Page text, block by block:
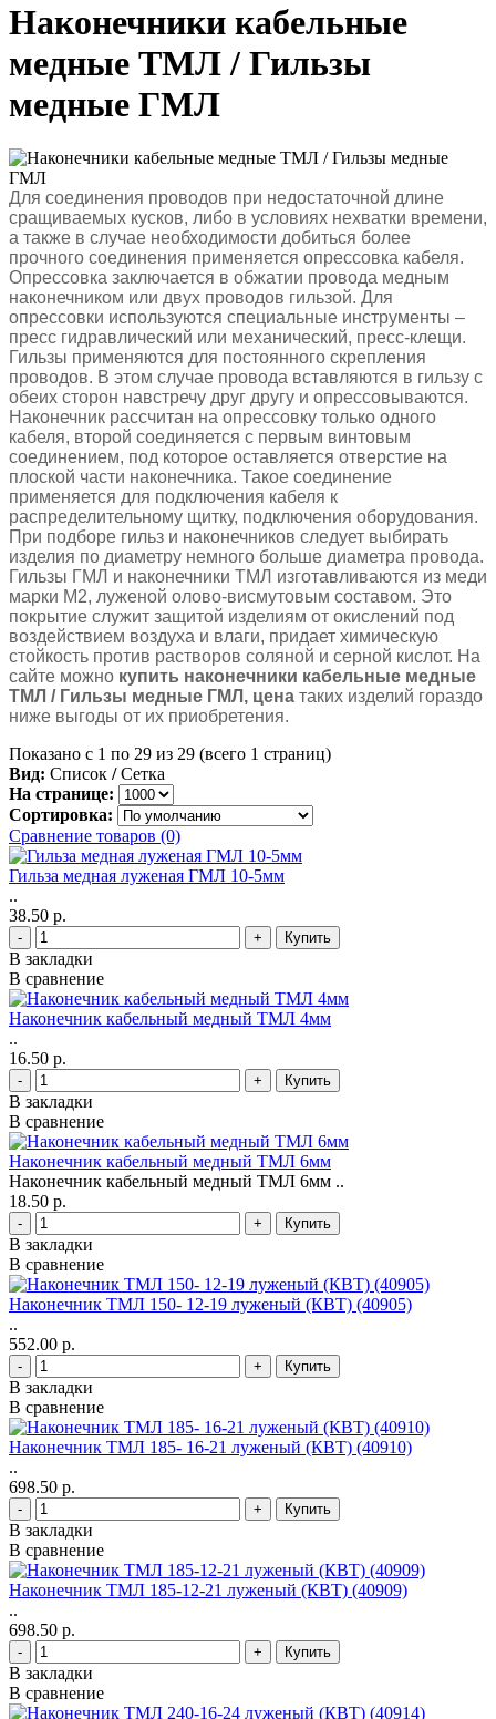
Наконечники кабельные
медные ТМЛ / Гильзы
медные ГМЛ
Для соединения проводов при недостаточной длине
сращиваемых кусков, либо в условиях нехватки времени,
а также в случае необходимости добиться более
прочного соединения применяется опрессовка кабеля.
Опрессовка заключается в обжатии провода медным
наконечником или двух проводов гильзой. Для
опрессовки используются специальные инструменты –
пресс гидравлический или механический, пресс-клещи.
Гильзы применяются для постоянного скрепления
проводов. В этом случае провода вставляются в гильзу с
обеих сторон навстречу друг другу и опрессовываются.
Наконечник рассчитан на опрессовку только одного
кабеля, второй соединяется с первым винтовым
соединением, под которое оставляется отверстие на
плоской части наконечника. Такое соединение
применяется для подключения кабеля к
распределительному щитку, подключения оборудования.
При подборе гильз и наконечников следует выбирать
изделия по диаметру немного больше диаметра провода.
Гильзы ГМЛ и наконечники ТМЛ изготавливаются из меди
марки М2, луженой олово-висмутовым составом. Это
покрытие служит защитой изделиям от окислений под
воздействием воздуха и влаги, придает химическую
стойкость против растворов соляной и серной кислот. На
сайте можно купить наконечники кабельные медные
ТМЛ / Гильзы медные ГМЛ, цена таких изделий гораздо
ниже выгоды от их приобретения.
Показано с 1 по 29 из 29 (всего 1 страниц)
Вид: Список / Сетка
На странице:
Сортировка:
Сравнение товаров (0)
Гильза медная луженая ГМЛ 10-5мм
..
38.50 р.
- +
В закладки
В сравнение
Наконечник кабельный медный ТМЛ 4мм
..
16.50 р.
- +
В закладки
В сравнение
Наконечник кабельный медный ТМЛ 6мм
Наконечник кабельный медный ТМЛ 6мм ..
18.50 р.
- +
В закладки
В сравнение
Наконечник ТМЛ 150- 12-19 луженый (КВТ) (40905)
..
552.00 р.
- +
В закладки
В сравнение
Наконечник ТМЛ 185- 16-21 луженый (КВТ) (40910)
..
698.50 р.
- +
В закладки
В сравнение
Наконечник ТМЛ 185-12-21 луженый (КВТ) (40909)
..
698.50 р.
- +
В закладки
В сравнение